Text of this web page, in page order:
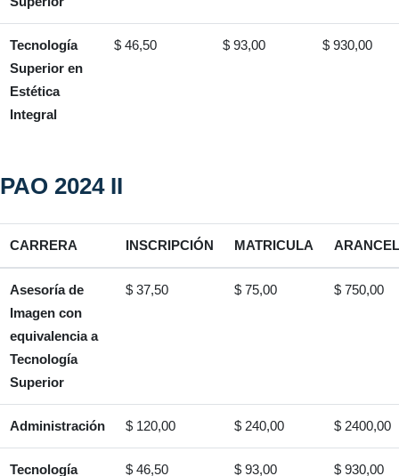
Tecnología
Superior en
Estética
Integral
$ 46,50 $ 93,00 $ 930,00
PAO 2024 II
CARRERA INSCRIPCIÓN MATRICULA
Asesoría de
Imagen con
equivalencia a
Tecnología
Superior
$ 37,50 $ 75,00 $ 750,00
Administración $ 120,00 $ 240,00 $ 2400,00
Tecnología
$ 46,50 $ 93,00 $ 930,00